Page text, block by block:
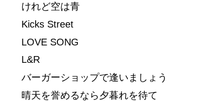
けれど空は青
Kicks Street
LOVE SONG
L&R
バーガーショップで逢いましょう
晴天を誉めるなら夕暮れを待て